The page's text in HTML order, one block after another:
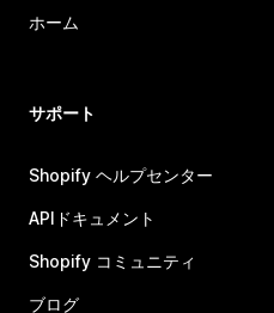
ホーム
サポート
Shopify ヘルプセンター
APIドキュメント
Shopify コミュニティ
ブログ